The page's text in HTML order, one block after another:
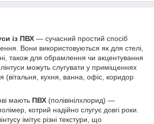
із ПВХ ― сучасний простий спосіб
Вони використовуються як для стелі,
також для обрамлення чи акцентування
можуть слугувати у приміщеннях
(вітальня, кухня, ванна, офіс, коридор
мають ПВХ (полівінілхлорид) ―
котрий надійно слугує довгі роки.
імітує різні текстури, що